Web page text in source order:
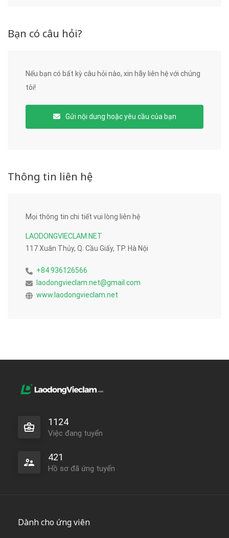
Bạn có câu hỏi?
Nếu bạn có bất kỳ câu hỏi nào, xin hãy liên hệ với chúng
tôi!
Gửi nội dung hoặc yêu cầu của bạn
Thông tin liên hệ
Mọi thông tin chi tiết vui lòng liên hệ
LAODONGVIECLAM.NET
117 Xuân Thủy, Q. Cầu Giấy, TP. Hà Nội
+84 936126566
laodongvieclam.net@gmail.com
www.laodongvieclam.net
1124
Việc đang tuyển
421
Hồ sơ đã ứng tuyển
Dành cho ứng viên